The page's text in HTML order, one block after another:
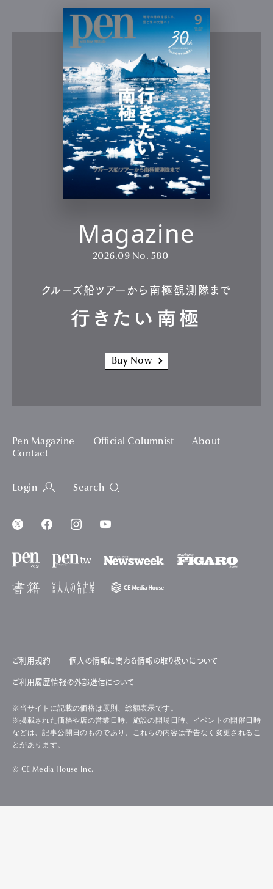
Magazine
2026.09 No. 580
クルーズ船ツアーから南極観測隊まで
行きたい南極
Buy Now
Pen Magazine Official Columnist
About
Contact
Login Search
ご利用規約 個人の情報に関わる情報の取り扱いについて
ご利用履歴情報の外部送信について
※当サイトに記載の価格は原則、総額表示です。
※掲載された価格や店の営業日時、施設の開場日時、イベントの開催日時
などは、記事公開日のものであり、これらの内容は予告なく変更されるこ
とがあります。
© CE Media House Inc.